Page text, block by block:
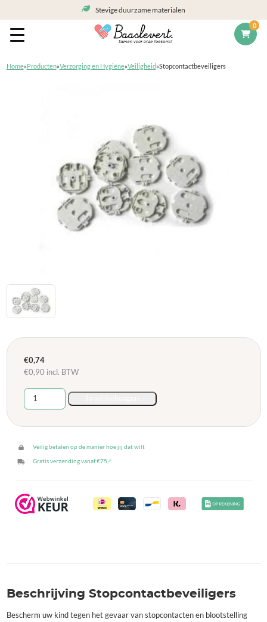
0
Stevige duurzame materialen
Home»Producten»Verzorging en Hygiëne»Veiligheid»Stopcontactbeveiligers
€0,74
€0,90 incl. BTW
Stopcontactbeveiligers
aantal
Veilig betalen op de manier hoe jij dat wilt
Gratis verzending vanaf €75,-*
Beschrijving Stopcontactbeveiligers
Bescherm uw kind tegen het gevaar van stopcontacten en blootstelling